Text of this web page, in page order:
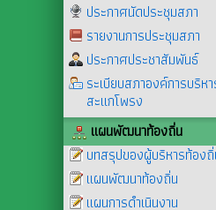
ประกาศนัดประชุมสภา
รายงานการประชุมสภา
ประกาศประชาสัมพันธ์
ระเบียบสภาองค์การบริห
สะแกโพรง
แผนพัฒนาท้องถิ่น
บทสรุปของผู้บริหารท้อง
แผนพัฒนาท้องถิ่น
แผนการดำเนินงาน